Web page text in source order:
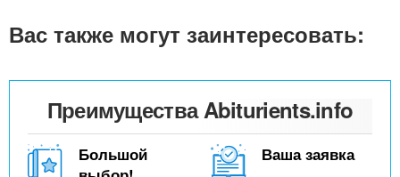
Вас также могут заинтересовать:
Преимущества Abiturients.info
Большой
Ваша заявка